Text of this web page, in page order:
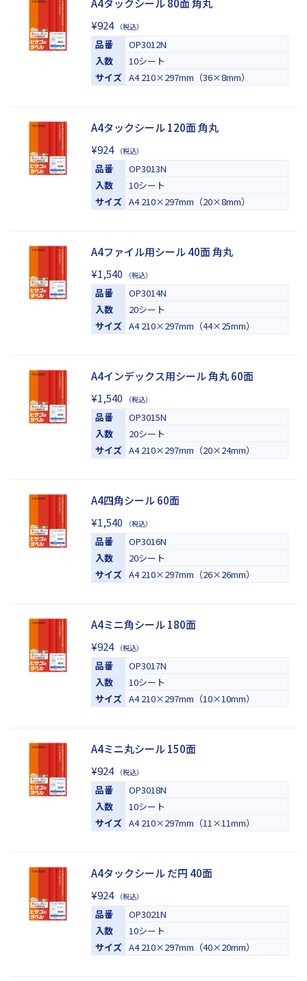
A4タックシール 80面 角丸
¥924 （税込）
品番
OP3012N
入数
10シート
サイズ A4 210×297mm（36×8mm）
A4タックシール 120面 角丸
¥924 （税込）
品番
OP3013N
入数
10シート
サイズ A4 210×297mm（20×8mm）
A4ファイル用シール 40面 角丸
¥1,540
（税込）
品番
OP3014N
入数
20シート
サイズ A4 210×297mm（44×25mm）
A4インデックス用シール 角丸 60面
¥1,540
（税込）
品番
OP3015N
入数
20シート
サイズ A4 210×297mm（20×24mm）
A4四角シール 60面
¥1,540
（税込）
品番
OP3016N
入数
20シート
サイズ A4 210×297mm（26×26mm）
A4ミニ角シール 180面
¥924 （税込）
品番
OP3017N
入数
10シート
サイズ A4 210×297mm（10×10mm）
A4ミニ丸シール 150面
¥924 （税込）
品番
OP3018N
入数
10シート
サイズ A4 210×297mm（11×11mm）
A4タックシール だ円 40面
¥924 （税込）
品番
OP3021N
入数
10シート
サイズ A4 210×297mm（40×20mm）